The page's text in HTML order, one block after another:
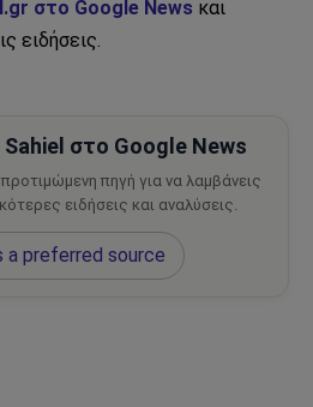
στο Google News και
ειδήσεις.
στο Google News
πηγή για να λαμβάνεις
ειδήσεις και αναλύσεις.
a preferred source